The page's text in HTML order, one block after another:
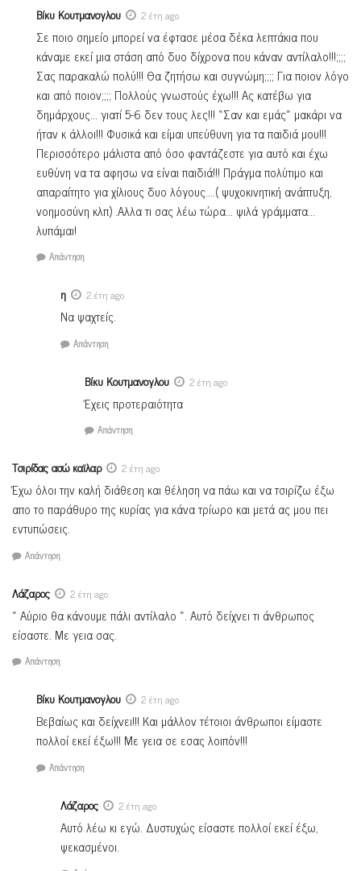
Βίκυ Κουτμανογλου 2 έτη ago
Σε ποιο σημείο μπορεί να έφτασε μέσα δέκα λεπτάκια που
κάναμε εκεί μια στάση από δυο δίχρονα που κάναν αντίλαλο!!!;;;;
Σας παρακαλώ πολύ!!! Θα ζητήσω και συγνώμη;;;; Για ποιον λόγο
και από ποιον;;;; Πολλούς γνωστούς έχω!!! Ας κατέβω για
δημάρχους… γιατί 5-6 δεν τους λες!!! «Σαν και εμάς» μακάρι να
ήταν κ άλλοι!!! Φυσικά και είμαι υπεύθυνη για τα παιδιά μου!!!
Περισσότερο μάλιστα από όσο φαντάζεστε για αυτό και έχω
ευθύνη να τα αφησω να είναι παιδιά!!! Πράγμα πολύτιμο και
απαραίτητο για χίλιους δυο λόγους….( ψυχοκινητική ανάπτυξη,
νοημοσύνη κλπ) .Αλλα τι σας λέω τώρα… ψιλά γράμματα…
λυπάμαι!
Απάντηση
η 2 έτη ago
Να ψαχτείς.
Απάντηση
Βίκυ Κουτμανογλου 2 έτη ago
Έχεις προτεραιότητα
Απάντηση
Τσιρίδας ασώ καϊλαρ 2 έτη ago
Έχω όλοι την καλή διάθεση και θέληση να πάω και να τσιρίζω έξω
απο το παράθυρο της κυρίας για κάνα τρίωρο και μετά ας μου πει
εντυπώσεις.
Απάντηση
Λάζαρος 2 έτη ago
« Αύριο θα κάνουμε πάλι αντίλαλο ». Αυτό δείχνει τι άνθρωπος
είσαστε. Με γεια σας.
Απάντηση
Βίκυ Κουτμανογλου 2 έτη ago
Βεβαίως και δείχνει!!! Και μάλλον τέτοιοι άνθρωποι είμαστε
πολλοί εκεί έξω!!! Με γεια σε εσας λοιπόν!!!
Απάντηση
Λάζαρος 2 έτη ago
Αυτό λέω κι εγώ. Δυστυχώς είσαστε πολλοί εκεί έξω,
ψεκασμένοι.